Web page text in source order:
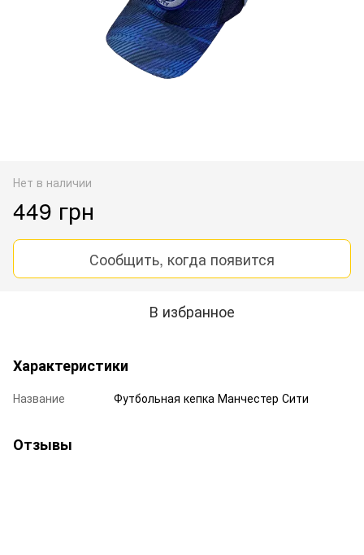
Нет в наличии
449 грн
Сообщить, когда появится
В избранное
Характеристики
Название Футбольная кепка Манчестер Сити
Отзывы